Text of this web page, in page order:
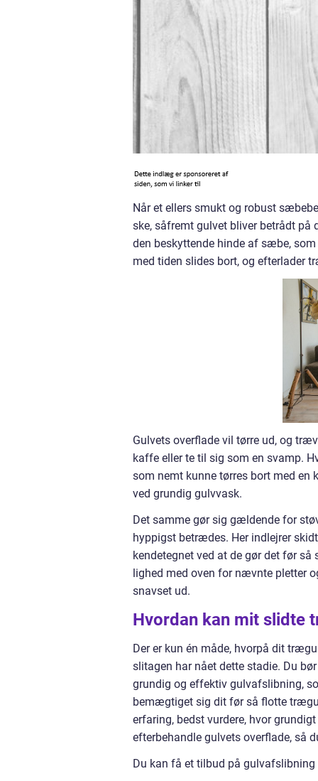
Når et ellers smukt og robust
ske, såfremt gulvet bliver betrådt
den beskyttende hinde af sæbe,
med tiden slides bort, og efterlader
Gulvets overflade vil tørre ud, og
kaffe eller te til sig som en svamp.
som nemt kunne tørres bort med en
ved grundig gulvvask.
Det samme gør sig gældende for
hyppigst betrædes. Her indlejrer
kendetegnet ved at de gør det før
lighed med oven for nævnte pletter
snavset ud.
Hvordan kan mit slidte
Der er kun én måde, hvorpå dit
slitagen har nået dette stadie. Du
grundig og effektiv gulvafslibning,
bemægtiget sig dit før så flotte
erfaring, bedst vurdere, hvor
efterbehandle gulvets overflade, så
Du kan få et tilbud på